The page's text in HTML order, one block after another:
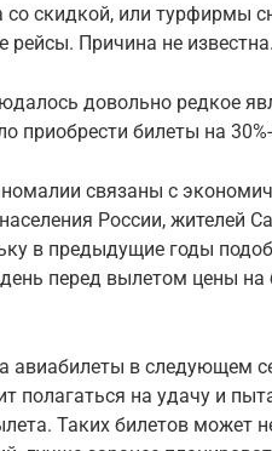
со скидкой, или турфирмы
рейсы. Причина не известна.
довольно редкое
приобрести билеты на
связаны с
России, жителей
в предыдущие годы
перед вылетом цены на
авиабилеты в следующем
полагаться на удачу и
Таких билетов может